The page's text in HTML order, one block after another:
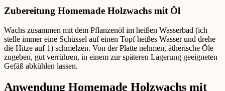
Zubereitung Homemade Holzwachs mit Öl
Wachs zusammen mit dem Pflanzenöl im heißen Wasserbad (ich
stelle immer eine Schüssel auf einen Topf heißes Wasser und drehe
die Hitze auf 1) schmelzen. Von der Platte nehmen, ätherische Öle
zugeben, gut verrühren, in einem zur späteren Lagerung geeigneten
Gefäß abkühlen lassen.
Anwendung Homemade Holzwachs mit